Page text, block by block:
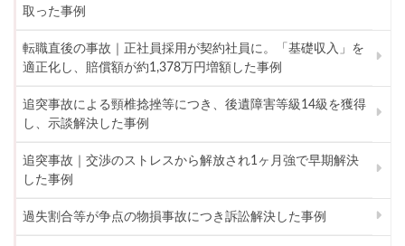
取った事例
転職直後の事故｜正社員採用が契約社員に。「基礎収入」を
適正化し、賠償額が約1,378万円増額した事例
追突事故による頸椎捻挫等につき、後遺障害等級14級を獲得
し、示談解決した事例
追突事故｜交渉のストレスから解放され1ヶ月強で早期解決
した事例
過失割合等が争点の物損事故につき訴訟解決した事例